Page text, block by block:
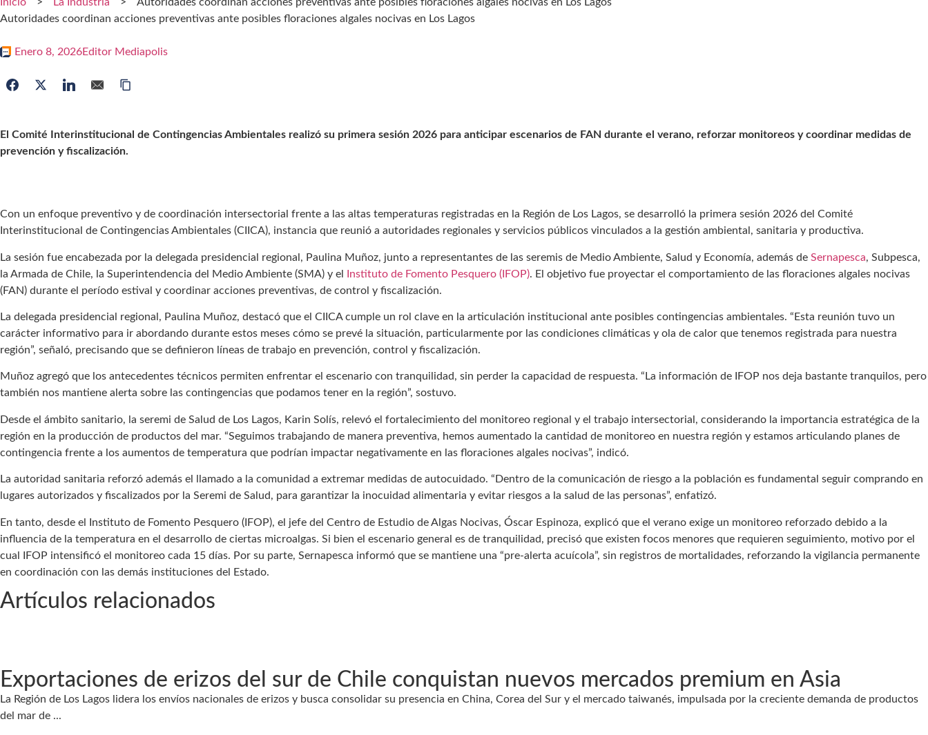
Autoridades coordinan acciones preventivas ante posibles floraciones algales nocivas en Los Lagos
Enero 8, 2026Editor Mediapolis
El Comité Interinstitucional de Contingencias Ambientales realizó su primera sesión 2026 para anticipar escenarios de FAN durante el verano, reforzar monitoreos y coordinar medidas de
prevención y fiscalización.
Con un enfoque preventivo y de coordinación intersectorial frente a las altas temperaturas registradas en la Región de Los Lagos, se desarrolló la primera sesión 2026 del Comité
Interinstitucional de Contingencias Ambientales (CIICA), instancia que reunió a autoridades regionales y servicios públicos vinculados a la gestión ambiental, sanitaria y productiva.
La sesión fue encabezada por la delegada presidencial regional, Paulina Muñoz, junto a representantes de las seremis de Medio Ambiente, Salud y Economía, además de Sernapesca, Subpesca,
la Armada de Chile, la Superintendencia del Medio Ambiente (SMA) y el Instituto de Fomento Pesquero (IFOP). El objetivo fue proyectar el comportamiento de las floraciones algales nocivas
(FAN) durante el período estival y coordinar acciones preventivas, de control y fiscalización.
La delegada presidencial regional, Paulina Muñoz, destacó que el CIICA cumple un rol clave en la articulación institucional ante posibles contingencias ambientales. “Esta reunión tuvo un
carácter informativo para ir abordando durante estos meses cómo se prevé la situación, particularmente por las condiciones climáticas y ola de calor que tenemos registrada para nuestra
región”, señaló, precisando que se definieron líneas de trabajo en prevención, control y fiscalización.
Muñoz agregó que los antecedentes técnicos permiten enfrentar el escenario con tranquilidad, sin perder la capacidad de respuesta. “La información de IFOP nos deja bastante tranquilos, pero
también nos mantiene alerta sobre las contingencias que podamos tener en la región”, sostuvo.
Desde el ámbito sanitario, la seremi de Salud de Los Lagos, Karin Solís, relevó el fortalecimiento del monitoreo regional y el trabajo intersectorial, considerando la importancia estratégica de la
región en la producción de productos del mar. “Seguimos trabajando de manera preventiva, hemos aumentado la cantidad de monitoreo en nuestra región y estamos articulando planes de
contingencia frente a los aumentos de temperatura que podrían impactar negativamente en las floraciones algales nocivas”, indicó.
La autoridad sanitaria reforzó además el llamado a la comunidad a extremar medidas de autocuidado. “Dentro de la comunicación de riesgo a la población es fundamental seguir comprando en
lugares autorizados y fiscalizados por la Seremi de Salud, para garantizar la inocuidad alimentaria y evitar riesgos a la salud de las personas”, enfatizó.
En tanto, desde el Instituto de Fomento Pesquero (IFOP), el jefe del Centro de Estudio de Algas Nocivas, Óscar Espinoza, explicó que el verano exige un monitoreo reforzado debido a la
influencia de la temperatura en el desarrollo de ciertas microalgas. Si bien el escenario general es de tranquilidad, precisó que existen focos menores que requieren seguimiento, motivo por el
cual IFOP intensificó el monitoreo cada 15 días. Por su parte, Sernapesca informó que se mantiene una “pre-alerta acuícola”, sin registros de mortalidades, reforzando la vigilancia permanente
en coordinación con las demás instituciones del Estado.
Artículos relacionados
Exportaciones de erizos del sur de Chile conquistan nuevos mercados premium en Asia
La Región de Los Lagos lidera los envíos nacionales de erizos y busca consolidar su presencia en China, Corea del Sur y el mercado taiwanés, impulsada por la creciente demanda de productos
del mar de ...